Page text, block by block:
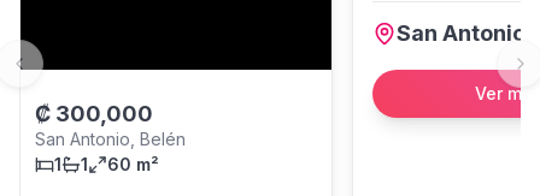
₡ 300,000
San Antonio, Belén
1
1 60 m²
San Antonio
Ver
Previous slide